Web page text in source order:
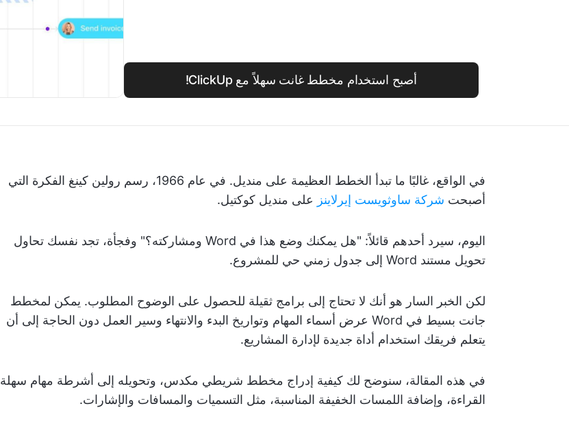
أصبح استخدام مخطط غانت سهلاً مع ClickUp!
في الواقع، غالبًا ما تبدأ الخطط العظيمة على منديل. في عام 1966، رسم رولين كينغ الفكرة التي
أصبحت شركة ساوثويست إيرلاينز على منديل كوكتيل.
اليوم، سيرد أحدهم قائلاً: "هل يمكنك وضع هذا في Word ومشاركته؟" وفجأة، تجد نفسك تحاول
تحويل مستند Word إلى جدول زمني حي للمشروع.
لكن الخبر السار هو أنك لا تحتاج إلى برامج ثقيلة للحصول على الوضوح المطلوب. يمكن لمخطط
جانت بسيط في Word عرض أسماء المهام وتواريخ البدء والانتهاء وسير العمل دون الحاجة إلى أن
يتعلم فريقك استخدام أداة جديدة لإدارة المشاريع.
في هذه المقالة، سنوضح لك كيفية إدراج مخطط شريطي مكدس، وتحويله إلى أشرطة مهام سهلة
القراءة، وإضافة اللمسات الخفيفة المناسبة، مثل التسميات والمسافات والإشارات.